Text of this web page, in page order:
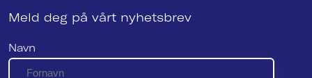
Meld deg på vårt nyhetsbrev
Navn